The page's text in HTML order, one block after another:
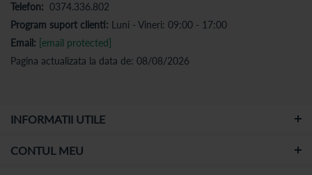
Telefon: 0374.336.802
Program suport clienti: Luni - Vineri: 09:00 - 17:00
Email: [email protected]
Pagina actualizata la data de: 08/08/2026
INFORMATII UTILE
CONTUL MEU